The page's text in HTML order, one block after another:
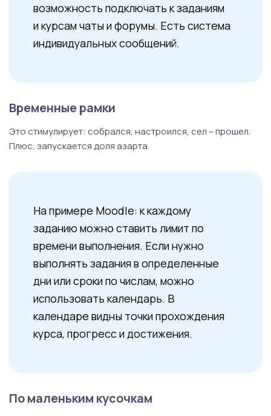
возможность подключать к заданиям
и курсам чаты и форумы. Есть система
индивидуальных сообщений.
Временные рамки
Это стимулирует: собрался, настроился, сел – прошел.
Плюс, запускается доля азарта.
На примере Moodle: к каждому
заданию можно ставить лимит по
времени выполнения. Если нужно
выполнять задания в определенные
дни или сроки по числам, можно
использовать календарь. В
календаре видны точки прохождения
курса, прогресс и достижения.
По маленьким кусочкам